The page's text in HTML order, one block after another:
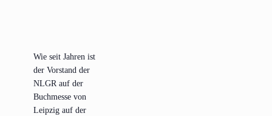
Wie seit Jah­ren ist
der Vor­stand der
NLGR auf der
Buch­mes­se von
Leip­zig auf der